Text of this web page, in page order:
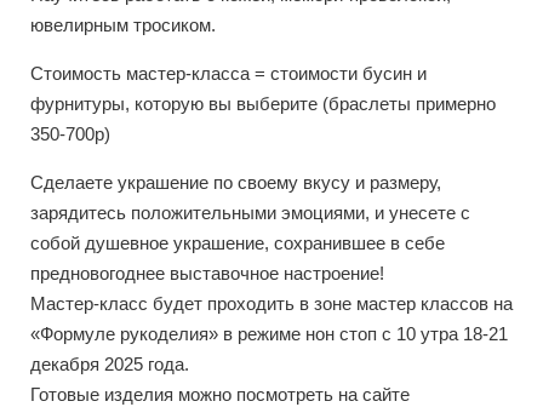
ювелирным тросиком.
Стоимость мастер-класса = стоимости бусин и
фурнитуры, которую вы выберите (браслеты примерно
350-700р)
Сделаете украшение по своему вкусу и размеру,
зарядитесь положительными эмоциями, и унесете с
собой душевное украшение, сохранившее в себе
предновогоднее выставочное настроение!
Мастер-класс будет проходить в зоне мастер классов на
«Формуле рукоделия» в режиме нон стоп с 10 утра 18-21
декабря 2025 года.
Готовые изделия можно посмотреть на сайте